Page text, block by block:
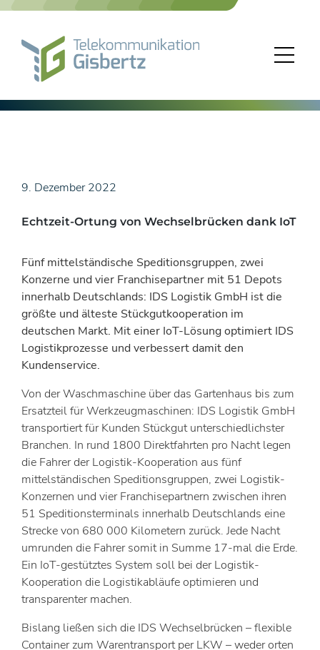
Skip
9. Dezember 2022
Echtzeit-Ortung von Wechselbrücken dank IoT
Fünf mittelständische Speditionsgruppen, zwei
Konzerne und vier Franchisepartner mit 51 Depots
innerhalb Deutschlands: IDS Logistik GmbH ist die
größte und älteste Stückgutkooperation im
deutschen Markt. Mit einer IoT-Lösung optimiert IDS
Logistikprozesse und verbessert damit den
Kundenservice.
Von der Waschmaschine über das Gartenhaus bis zum
Ersatzteil für Werkzeugmaschinen: IDS Logistik GmbH
transportiert für Kunden Stückgut unterschiedlichster
Branchen. In rund 1800 Direktfahrten pro Nacht legen
die Fahrer der Logistik-Kooperation aus fünf
mittelständischen Speditionsgruppen, zwei Logistik-
Konzernen und vier Franchisepartnern zwischen ihren
51 Speditionsterminals innerhalb Deutschlands eine
Strecke von 680 000 Kilometern zurück. Jede Nacht
umrunden die Fahrer somit in Summe 17-mal die Erde.
Ein IoT-gestütztes System soll bei der Logistik-
Kooperation die Logistikabläufe optimieren und
transparenter machen.
Bislang ließen sich die IDS Wechselbrücken – flexible
Container zum Warentransport per LKW – weder orten